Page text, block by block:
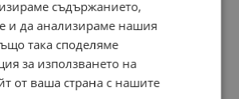
съдържанието,
и да анализираме нашия
така споделяме
за използването на
от ваша страна с нашите